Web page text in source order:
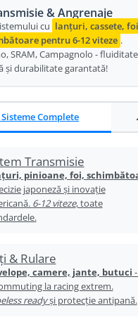
& Angrenaje
cu lanțuri, cassete, foi
pentru 6-12 viteze .
SRAM, Campagnolo - fluiditate
și durabilitate garantată!
Sisteme Complete
Transmisie
pinioane, foi,
japoneză și inovație
6-12 viteze, toate
& Rulare
camere, jante, butuci
la racing extrem.
readyși protecție antipană.